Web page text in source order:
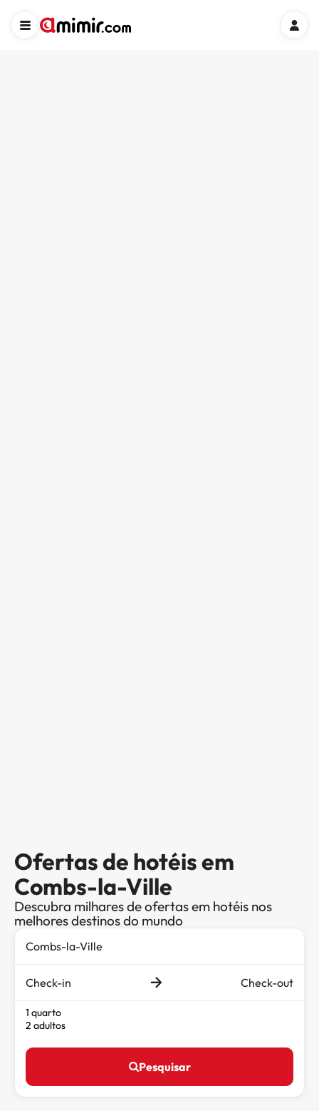
Ofertas de hotéis em
Combs-la-Ville
Descubra milhares de ofertas em hotéis nos
melhores destinos do mundo
Check-in Check-out
1 quarto
2 adultos
Pesquisar